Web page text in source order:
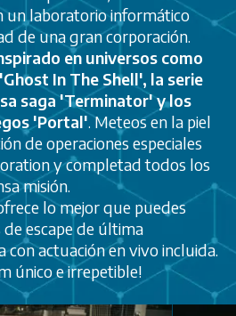
un laboratorio informático
de una gran corporación.
en universos como
In The Shell', la serie
saga 'Terminator' y los
'Portal'. Meteos en la piel
de operaciones especiales
y completad todos los
misión.
lo mejor que puedes
escape de última
con actuación en vivo incluida.
único e irrepetible!